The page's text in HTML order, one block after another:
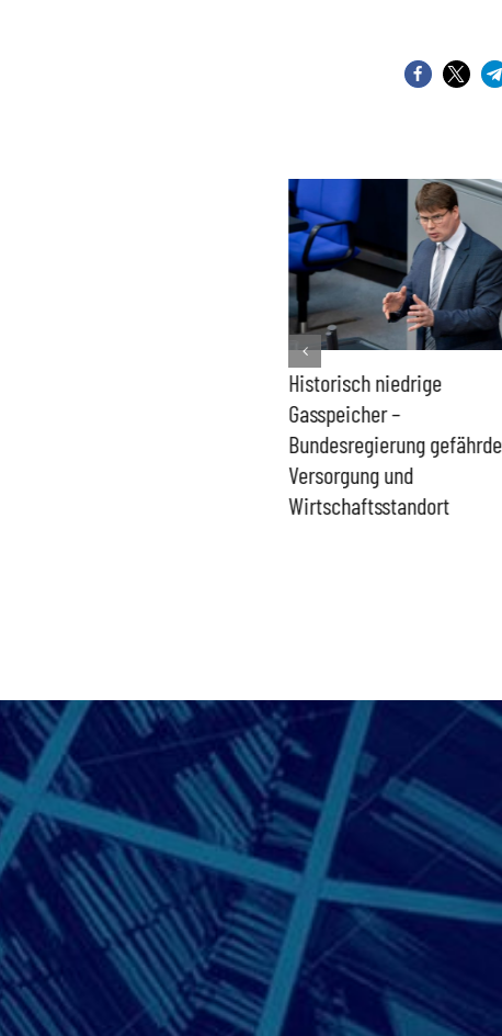
Historisch niedrige
Gasspeicher –
Bundesregierung
Versorgung und
Wirtschaftsstandort